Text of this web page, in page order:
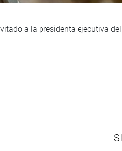
a la presidenta ejecutiva